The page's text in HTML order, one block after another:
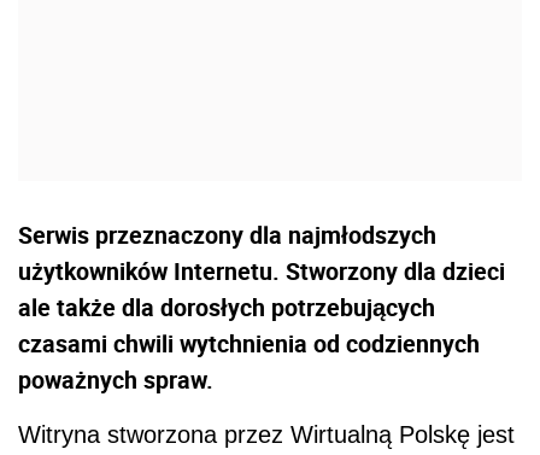
Serwis przeznaczony dla najmłodszych
użytkowników Internetu. Stworzony dla dzieci
ale także dla dorosłych potrzebujących
czasami chwili wytchnienia od codziennych
poważnych spraw.
Witryna stworzona przez Wirtualną Polskę jest